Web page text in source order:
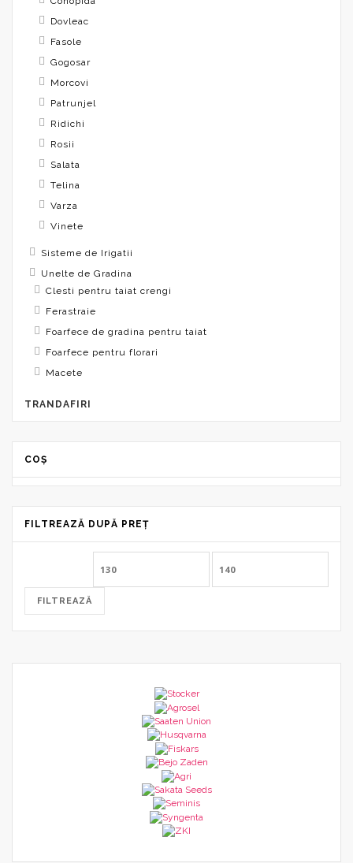
Dovleac
Fasole
Gogosar
Morcovi
Patrunjel
Ridichi
Rosii
Salata
Telina
Varza
Vinete
Sisteme de Irigatii
Unelte de Gradina
Clesti pentru taiat crengi
Ferastraie
Foarfece de gradina pentru taiat
Foarfece pentru florari
Macete
TRANDAFIRI
COȘ
FILTREAZĂ DUPĂ PREȚ
FILTREAZĂ